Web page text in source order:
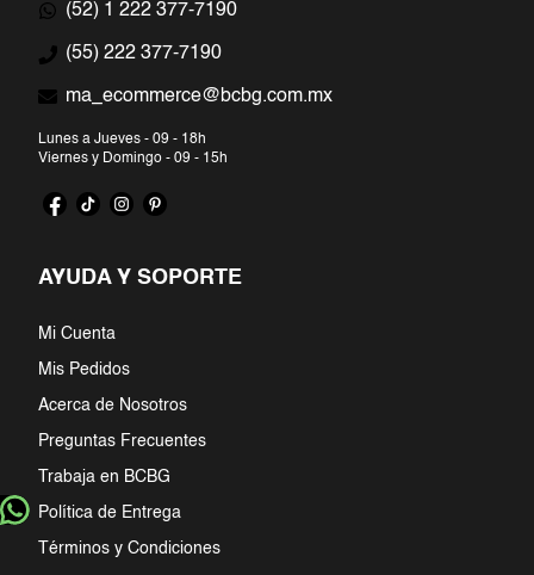
(52) 1 222 377-7190
(55) 222 377-7190
ma_ecommerce@bcbg.com.mx
Lunes a Jueves - 09 - 18h
Viernes y Domingo - 09 - 15h
AYUDA Y SOPORTE
Mi Cuenta
Mis Pedidos
Acerca de Nosotros
Preguntas Frecuentes
Trabaja en BCBG
Política de Entrega
Términos y Condiciones